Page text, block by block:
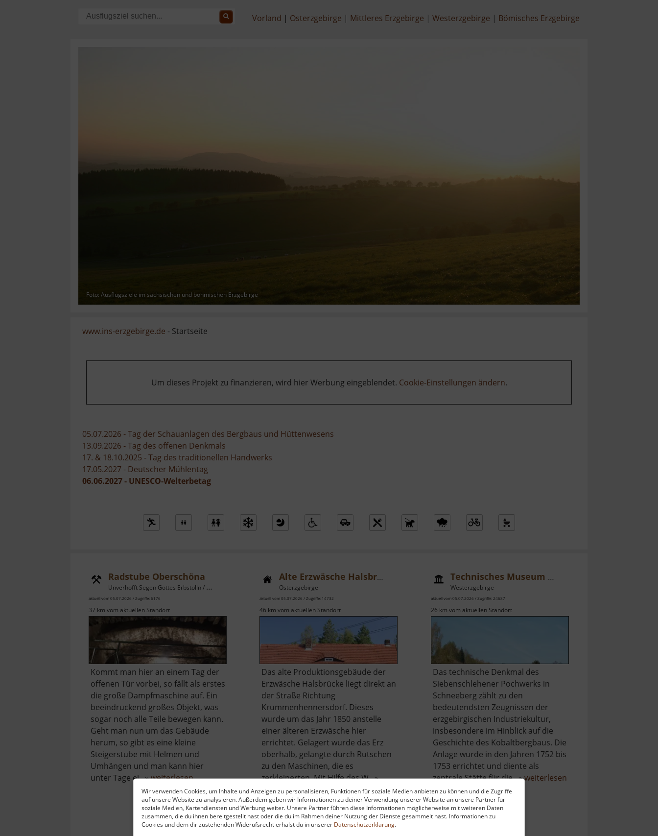
Wir verwenden Cookies, um Inhalte und Anzeigen zu personalisieren, Funktionen für soziale Medien anbieten zu können und die Zugriffe
auf unsere Website zu analysieren. Außerdem geben wir Informationen zu deiner Verwendung unserer Website an unsere Partner für
soziale Medien, Kartendiensten und Werbung weiter. Unsere Partner führen diese Informationen möglicherweise mit weiteren Daten
zusammen, die du ihnen bereitgestellt hast oder die du im Rahmen deiner Nutzung der Dienste gesammelt hast. Informationen zu
Cookies und dem dir zustehenden Widerufsrecht erhälst du in unserer Datenschutzerklärung.
Vorland Osterzgebirge Mittleres Erzgebirge Westerzgebirge Bömisches Erzgebirge
Foto: Ausflugsziele im sächsischen und böhmischen Erzgebirge
www.ins-erzgebirge.de - Startseite
Um dieses Projekt zu finanzieren, wird hier Werbung eingeblendet. Cookie-Einstellungen ändern.
05.07.2026 - Tag der Schauanlagen des Bergbaus und Hüttenwesens
13.09.2026 - Tag des offenen Denkmals
17. & 18.10.2025 - Tag des traditionellen Handwerks
17.05.2027 - Deutscher Mühlentag
06.06.2027 - UNESCO-Welterbetag
Radstube Oberschöna
Unverhofft Segen Gottes Erbstolln / Osterzgebirge
aktuell vom 05.07.2026 / Zugriffe: 6176
37 km vom aktuellen Standort
Kommt man hier an einem Tag der
offenen Tür vorbei, so fällt als erstes
die große Dampfmaschine auf. Ein
beeindruckend großes Objekt, was
sogar noch alle Teile bewegen kann.
Geht man nun um das Gebäude
herum, so gibt es eine kleine
Steigerstube mit Helmen und
Umhängen und man kann hier
unter Tage ei.. »weiterlesenüber
Radstube
Oberschöna
Alte Erzwäsche Halsbrücke
Osterzgebirge
aktuell vom 05.07.2026 / Zugriffe: 14732
46 km vom aktuellen Standort
Das alte Produktionsgebäude der
Erzwäsche Halsbrücke liegt direkt an
der Straße Richtung
Krummenhennersdorf. Dieses
wurde um das Jahr 1850 anstelle
einer älteren Erzwäsche hier
errichtet. Gelagert wurde das Erz
oberhalb, gelangte durch Rutschen
zu den Maschinen, die es
zerkleinerten. Mit Hilfe des W.. »
weiterlesenüber
Alte
Erzwäsche
Halsbrücke
Technisches Museum Siebenschlehener Pochwerk
Westerzgebirge
aktuell vom 05.07.2026 / Zugriffe: 24687
26 km vom aktuellen Standort
Das technische Denkmal des
Siebenschlehener Pochwerks in
Schneeberg zählt zu den
bedeutendsten Zeugnissen der
erzgebirgischen Industriekultur,
insbesondere im Hinblick auf die
Geschichte des Kobaltbergbaus. Die
Anlage wurde in den Jahren 1752 bis
1753 errichtet und diente als
zentrale Stätte für die.. »weiterlesenüber